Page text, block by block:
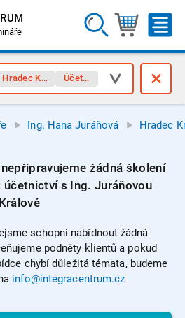
Hradec KrálovéÚčetnictví
Ing. Hana Juráňová Hradec
žádná školení
účetnictví s Ing. Juráňovou
schopni nabídnout žádná
podněty klientů a pokud
chybí důležitá témata, budeme
info@integracentrum.cz